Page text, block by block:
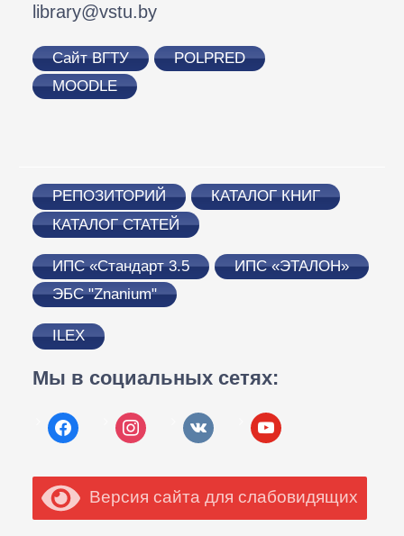
library@vstu.by
Сайт ВГТУ
POLPRED
MOODLE
РЕПОЗИТОРИЙ
КАТАЛОГ КНИГ
КАТАЛОГ СТАТЕЙ
ИПС «Стандарт 3.5
ИПС «ЭТАЛОН»
ЭБС "Znanium"
ILEX
Мы в социальных сетях:
facebook instagram vkontakte youtube
Версия сайта для слабовидящих